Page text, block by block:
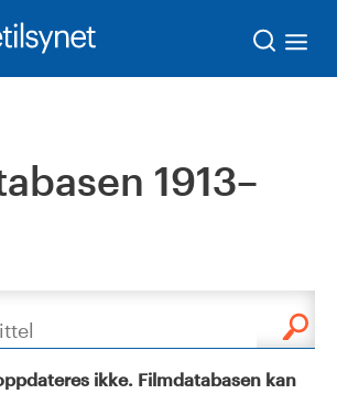
1913–
ikke. Filmdatabasen kan